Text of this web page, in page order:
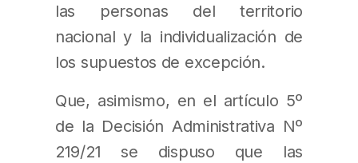
las personas del territorio
nacional y la individualización de
los supuestos de excepción.
Que, asimismo, en el artículo 5º
de la Decisión Administrativa Nº
219/21 se dispuso que las